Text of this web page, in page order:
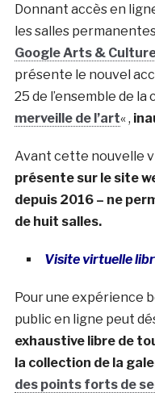
Donnant accès en
les salles
Google Arts &
présente le nouvel
25 de l’ensemble de la
merveille de l’art« ,
Avant cette nouvelle
présente sur le site
depuis 2016 – ne
de huit salles.
Visite virtuelle
Pour une expérience
public en ligne peut
exhaustive libre de
la collection de la
des points forts de